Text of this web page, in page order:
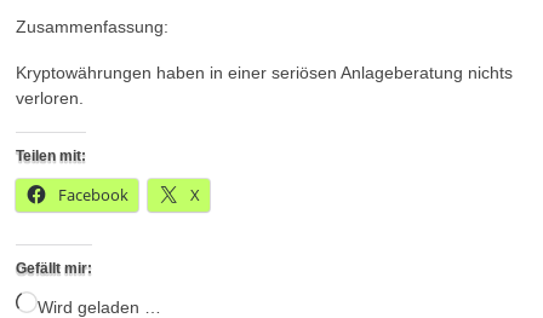
Zusammenfassung:
Kryptowährungen haben in einer seriösen Anlageberatung nichts
verloren.
Teilen mit:
Facebook X
Gefällt mir:
Wird geladen …